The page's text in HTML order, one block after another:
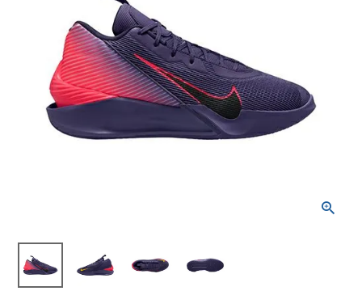
SALE品はこちら
INFORMATIOM
ご利用ガイド
お問い合わせ